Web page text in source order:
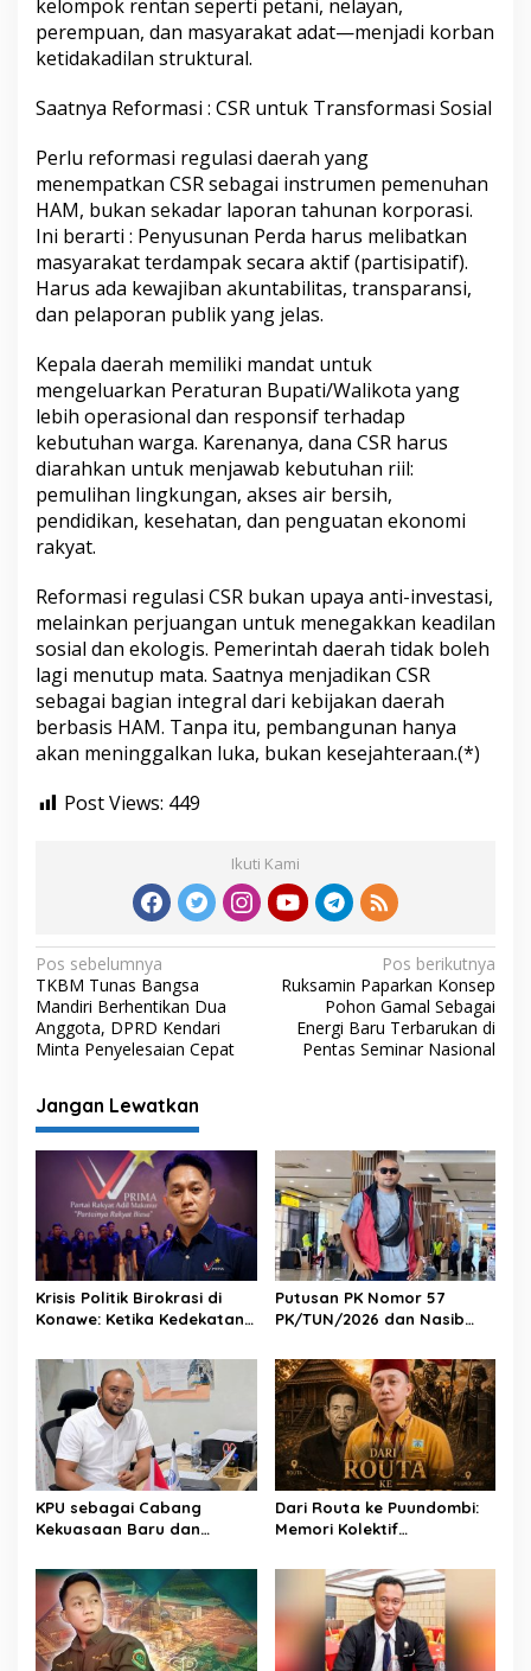
kelompok rentan seperti petani, nelayan,
perempuan, dan masyarakat adat—menjadi korban
ketidakadilan struktural.
Saatnya Reformasi : CSR untuk Transformasi Sosial
Perlu reformasi regulasi daerah yang
menempatkan CSR sebagai instrumen pemenuhan
HAM, bukan sekadar laporan tahunan korporasi.
Ini berarti : Penyusunan Perda harus melibatkan
masyarakat terdampak secara aktif (partisipatif).
Harus ada kewajiban akuntabilitas, transparansi,
dan pelaporan publik yang jelas.
Kepala daerah memiliki mandat untuk
mengeluarkan Peraturan Bupati/Walikota yang
lebih operasional dan responsif terhadap
kebutuhan warga. Karenanya, dana CSR harus
diarahkan untuk menjawab kebutuhan riil:
pemulihan lingkungan, akses air bersih,
pendidikan, kesehatan, dan penguatan ekonomi
rakyat.
Reformasi regulasi CSR bukan upaya anti-investasi,
melainkan perjuangan untuk menegakkan keadilan
sosial dan ekologis. Pemerintah daerah tidak boleh
lagi menutup mata. Saatnya menjadikan CSR
sebagai bagian integral dari kebijakan daerah
berbasis HAM. Tanpa itu, pembangunan hanya
akan meninggalkan luka, bukan kesejahteraan.(*)
Post Views: 449
Ikuti Kami
N
a
v
i
g
a
p
o
s
Pos sebelumnya
TKBM Tunas Bangsa
Mandiri Berhentikan Dua
Anggota, DPRD Kendari
Minta Penyelesaian Cepat
Pos berikutnya
Ruksamin Paparkan Konsep
Pohon Gamal Sebagai
Energi Baru Terbarukan di
Pentas Seminar Nasional
Jangan Lewatkan
Krisis Politik Birokrasi di
Konawe: Ketika Kedekatan
Putusan PK Nomor 57
PK/TUN/2026 dan Nasib
PERADI RBA
KPU sebagai Cabang
Kekuasaan Baru dan
Demokrasi
Dari Routa ke Puundombi:
Memori Kolektif
yang Berulang di Tanah